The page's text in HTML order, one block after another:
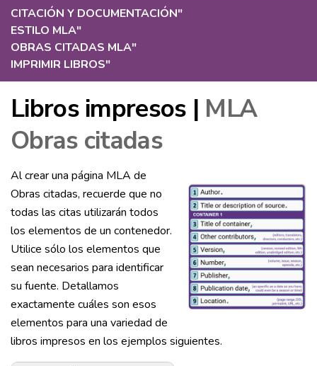
CITACIÓN Y DOCUMENTACIÓN"
ESTILO MLA"
OBRAS CITADAS MLA"
IMPRIMIR LIBROS"
Libros impresos | MLA
Obras citadas
Al crear una página MLA de
Obras citadas, recuerde que no
todas las citas utilizarán todos
los elementos de un contenedor.
Utilice sólo los elementos que
sean necesarios para identificar
su fuente. Detallamos
exactamente cuáles son esos
elementos para una variedad de
libros impresos en los ejemplos siguientes.